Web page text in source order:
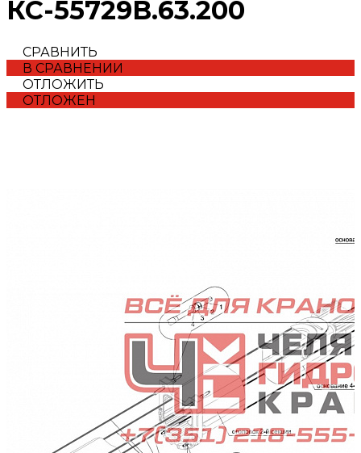
КС-55729В.63.200
СРАВНИТЬ
В СРАВНЕНИИ
ОТЛОЖИТЬ
ОТЛОЖЕН